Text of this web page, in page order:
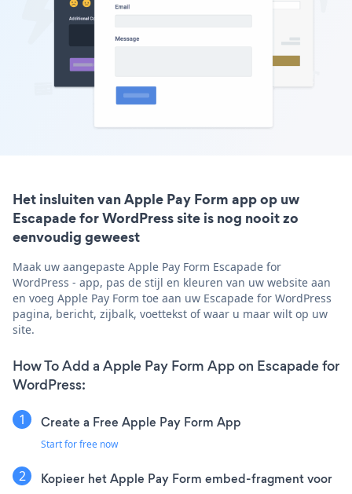
Het insluiten van Apple Pay Form app op uw
Escapade for WordPress site is nog nooit zo
eenvoudig geweest
Maak uw aangepaste Apple Pay Form Escapade for
WordPress - app, pas de stijl en kleuren van uw website aan
en voeg Apple Pay Form toe aan uw Escapade for WordPress
pagina, bericht, zijbalk, voettekst of waar u maar wilt op uw
site.
How To Add a Apple Pay Form App on Escapade for
WordPress:
Create a Free Apple Pay Form App
Start for free now
Kopieer het Apple Pay Form embed-fragment voor